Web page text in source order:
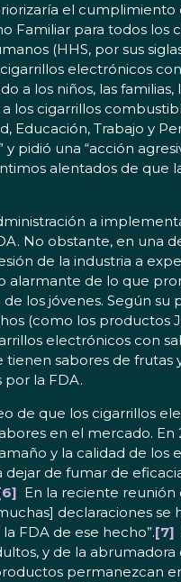
el
Familiar para todos los
(HHS, por sus
electrónicos
los niños, las familias,
los cigarrillos
Educación, Trabajo y
pidió una “acción
alentados de que
a
No obstante, en una
de la industria a
de lo que
los jóvenes. Según su
(como los productos
electrónicos con
sabores de frutas
por la FDA.
de que los cigarrillos
en el mercado. En
y la calidad de los
de fumar de
En la reciente reunión
declaraciones se
FDA de ese hecho”.[7]
y de la
permanezcan